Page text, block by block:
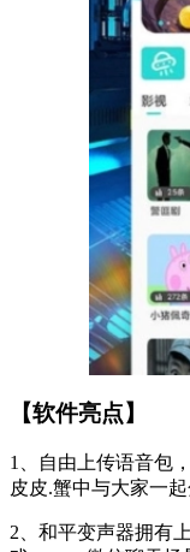
【软件亮点】
1、自由上传语音包
皮皮.蟹中与大家一起
2、和平变声器拥有